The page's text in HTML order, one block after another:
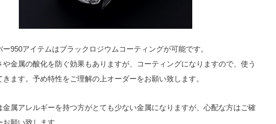
950アイテムはブラックロジウムコーティングが可能です。
や金属の酸化を防ぐ効果もありますが、コーティングになりますので、使う
きます。予め特性をご理解の上オーダーをお願い致します。
金属アレルギーを持つ方がとても少ない金属になりますが、心配な方はご確